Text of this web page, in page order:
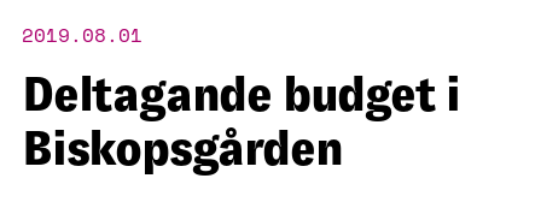
2019.08.01
Deltagande budget i
Biskopsgården